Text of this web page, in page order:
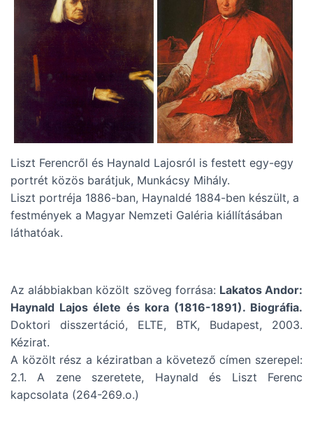
Liszt Ferencről és Haynald Lajosról is festett egy-egy
portrét közös barátjuk, Munkácsy Mihály.
Liszt portréja 1886-ban, Haynaldé 1884-ben készült, a
festmények a Magyar Nemzeti Galéria kiállításában
láthatóak.
Az alábbiakban közölt szöveg forrása: Lakatos Andor:
Haynald Lajos élete és kora (1816-1891). Biográfia.
Doktori disszertáció, ELTE, BTK, Budapest, 2003.
Kézirat.
A közölt rész a kéziratban a követező címen szerepel:
2.1. A zene szeretete, Haynald és Liszt Ferenc
kapcsolata (264-269.o.)